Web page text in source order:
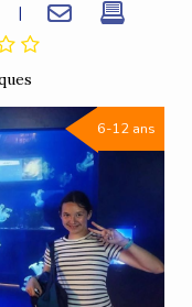
|
6-12 ans